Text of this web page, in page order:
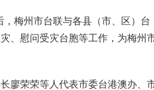
梅州市台联与各县（市、区）台
、慰问受灾台胞等工作，为梅州
廖荣荣等人代表市委台港澳办、